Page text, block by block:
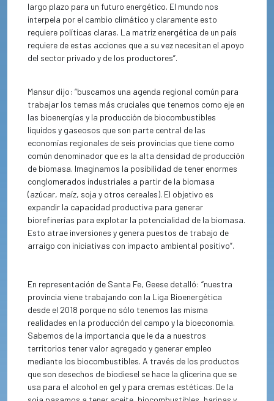
largo plazo para un futuro energético. El mundo nos
interpela por el cambio climático y claramente esto
requiere políticas claras. La matriz energética de un país
requiere de estas acciones que a su vez necesitan el apoyo
del sector privado y de los productores”.
Mansur dijo: “buscamos una agenda regional común para
trabajar los temas más cruciales que tenemos como eje en
las bioenergías y la producción de biocombustibles
líquidos y gaseosos que son parte central de las
economías regionales de seis provincias que tiene como
común denominador que es la alta densidad de producción
de biomasa. Imaginamos la posibilidad de tener enormes
conglomerados industriales a partir de la biomasa
(azúcar, maíz, soja y otros cereales). El objetivo es
expandir la capacidad productiva para generar
biorefinerías para explotar la potencialidad de la biomasa.
Esto atrae inversiones y genera puestos de trabajo de
arraigo con iniciativas con impacto ambiental positivo”.
En representación de Santa Fe, Geese detalló: “nuestra
provincia viene trabajando con la Liga Bioenergética
desde el 2018 porque no sólo tenemos las misma
realidades en la producción del campo y la bioeconomía.
Sabemos de la importancia que le da a nuestros
territorios tener valor agregado y generar empleo
mediante los biocombustibles. A través de los productos
que son desechos de biodiesel se hace la glicerina que se
usa para el alcohol en gel y para cremas estéticas. De la